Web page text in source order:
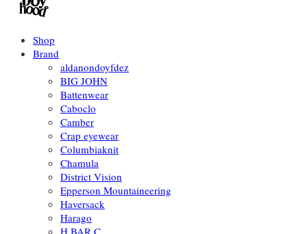
Shop
Brand
aldanondoyfdez
BIG JOHN
Battenwear
Caboclo
Camber
Crap eyewear
Columbiaknit
Chamula
District Vision
Epperson Mountaineering
Haversack
Harago
H BAR C